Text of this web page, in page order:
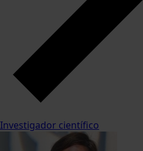
Investigador científico